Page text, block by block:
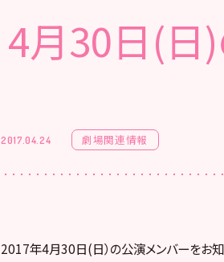
4月30日(日
2017.04.24 劇場関連情報
2017年4月30日(日）の公演メンバーをお知